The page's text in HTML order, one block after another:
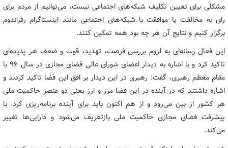
مشکلی برای تعیین تکلیف شبکه‌های اجتماعی نیست، می‌توانیم از مردم برای
رای به مخالفت یا موافقت با شبکه‌های اجتماعی مانند اینستاگرام رفراندوم
برگزار کنیم و نتایج آن هر چه بود همه تمکین کنند.
این فعال رسانه‌ای به لزوم بررسی فرصت، تهدید، قوت و ضعف هر پدیده‌ای
تاکید کرد و با اشاره به دیدار اعضای شورای عالی فضای مجازی در سال ۹۶ با
مقام معظم رهبری، گفت: رهبری در این دیدار بر افق این فضا تاکید کردند و
اشاره داشتند که در آینده در این فضا مرز و ارز یعنی دو عنصر حاکمیت ملی
هر کشور از بین می‌رود و از هم اکنون باید برای آینده برنامه‌ریزی کرد. با
پیشرفت فضای مجازی حاکمیت ملی بازتعریف می‌شود و دارایی‌ها تغییر
می‌کند.